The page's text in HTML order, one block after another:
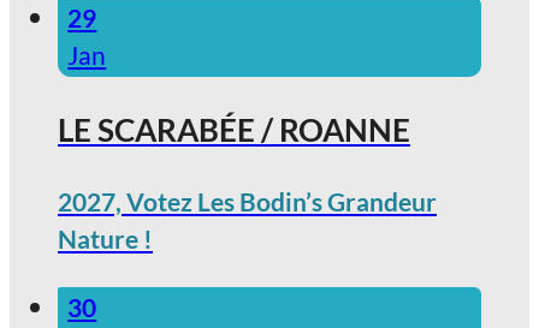
29
Jan
LE SCARABÉE / ROANNE
2027, Votez Les Bodin’s Grandeur
Nature !
30